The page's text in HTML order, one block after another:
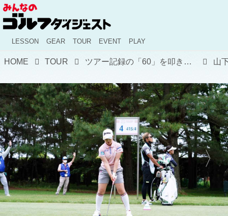
LESSON GEAR TOUR EVENT PLAY
HOME TOUR ツアー記録の「60」を叩き出した山下美夢有が今季3勝目！ 12試合連続トップ10入りの快進撃はどこまで続く？